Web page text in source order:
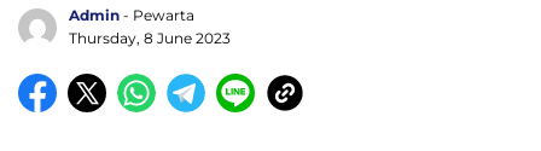
Admin - Pewarta
Thursday, 8 June 2023